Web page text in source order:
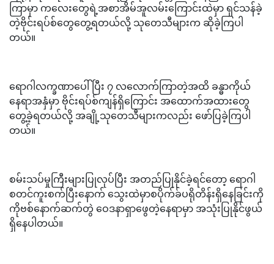
ကြာမှာ ကလေးတွေရဲ့အစာအိမ်အူလမ်းကြောင်းထဲမှာ ရှင်သန်ခဲ့
တဲ့ဗိုင်းရပ်စ်တွေတွေ့ရတယ်လို့ သုတေသီများက ဆိုခဲ့ကြပါ
တယ်။
ရောဂါလက္ခဏာပေါ်ပြီး ၇ လလောက်ကြာတဲ့အထိ ခန္ဓာကိုယ်
နေရာအနှံမှာ ဗိုင်းရပ်စ်ကျန်ရှိကြောင်း အထောက်အထားတွေ
တွေ့ခဲ့ရတယ်လို့ အချို့သုတေသီများကလည်း ဖော်ပြခဲ့ကြပါ
တယ်။
စမ်းသပ်မှုကြီးများပြုလုပ်ပြီး အတည်ပြုနိုင်ခဲ့ရင်တော့ ရောဂါ
စတင်ကူးစက်ပြီးနောက် သွေးထဲမှာစပိုက်ခ်ပရိုတိန်းရှိနေခြင်းကို
ကိုဗစ်နောက်ဆက်တွဲ ဝေဒနာရှာဖွေတဲ့နေရာမှာ အသုံးပြုနိုင်ဖွယ်
ရှိနေပါတယ်။